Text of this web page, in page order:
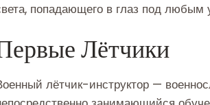
попадающего в глаз под любым
Лётчики
лётчик-инструктор —